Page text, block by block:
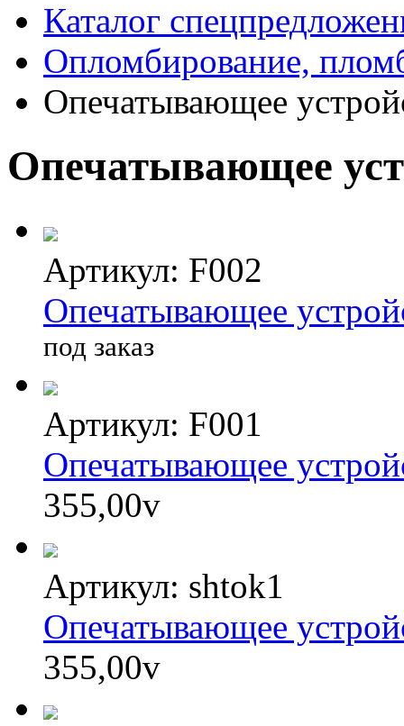
Каталог
Опломбирование,
Опечатывающее
Опечатывающее
Артикул: F002
Опечатывающее
под заказ
Артикул: F001
Опечатывающее
355,00v
Артикул: shtok1
Опечатывающее
355,00v